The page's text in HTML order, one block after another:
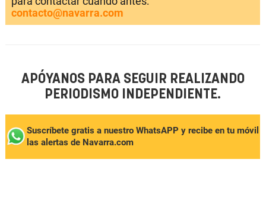
contacto@navarra.com
APÓYANOS PARA SEGUIR REALIZANDO
PERIODISMO INDEPENDIENTE.
Suscríbete gratis a nuestro WhatsAPP y recibe en tu móvil
las alertas de Navarra.com